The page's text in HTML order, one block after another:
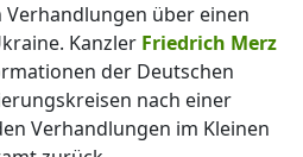
über einen
Kanzler Friedrich Merz
der Deutschen
nach einer
Verhandlungen im Kleinen